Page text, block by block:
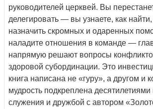
руководителей церквей. Вы
делегировать — вы узнаете, как
назначить скромных и одаренных
наладите отношения в команде —
напрямую решают вопросы
здоровой субординации. Это
книга написана не «гуру», а другом и
мудрость подкреплена десятилетиями
служения и дружбой с автором